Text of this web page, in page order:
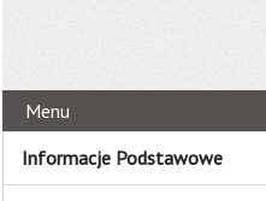
Menu
Informacje Podstawowe